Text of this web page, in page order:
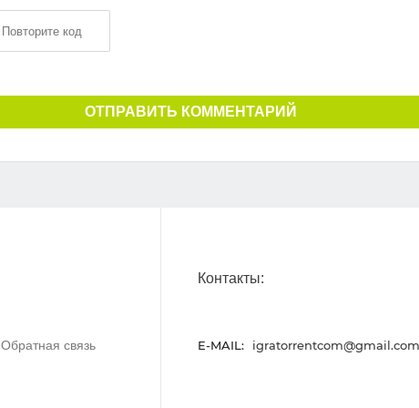
ОТПРАВИТЬ КОММЕНТАРИЙ
Обратная связь
Контакты:
E-MAIL: